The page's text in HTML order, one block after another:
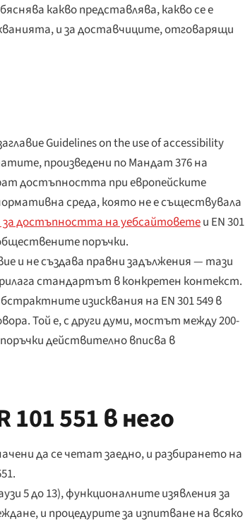
какво представлява, какво се е
и за доставчиците, отговарящи
Guidelines on the use of accessibility
произведени по Мандат 376 на
достъпността при европейските
среда, която не е съществувала
достъпността на уебсайтоветеи EN 301
поръчки.
и не създава правни задължения — тази
стандартът в конкретен контекст.
изисквания на EN 301 549 в
Той е, с други думи, мостът между 200-
действително вписва в
551 в него
да се четат заедно, и разбирането на
5 до 13), функционалните изявления за
и процедурите за изпитване на всяко